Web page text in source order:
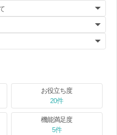
お役立ち度
20件
機能満足度
5件